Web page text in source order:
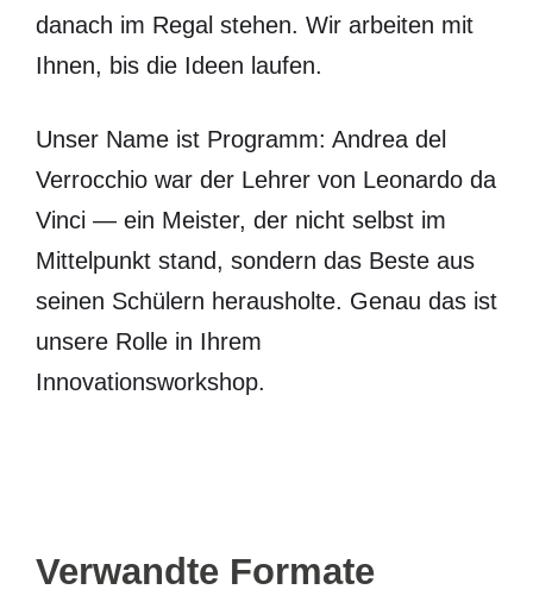
danach im Regal stehen. Wir arbeiten mit
Ihnen, bis die Ideen laufen.
Unser Name ist Programm: Andrea del
Verrocchio war der Lehrer von Leonardo da
Vinci — ein Meister, der nicht selbst im
Mittelpunkt stand, sondern das Beste aus
seinen Schülern herausholte. Genau das ist
unsere Rolle in Ihrem
Innovationsworkshop.
Verwandte Formate